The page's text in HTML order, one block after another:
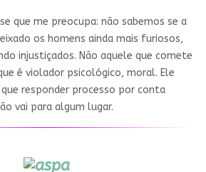
que me preocupa: não sabemos se a
os homens ainda mais furiosos,
injustiçados. Não aquele que comete
é violador psicológico, moral. Ele
responder processo por conta
vai para algum lugar.